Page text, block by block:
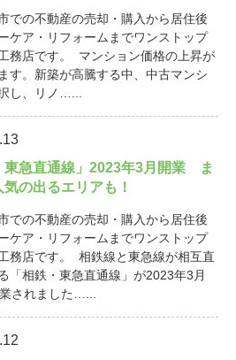
での不動産の売却・購入から居住後
ケア・リフォームまでワンストップ
務店です。 マンション価格の上昇が
す。新築が高騰する中、中古マンシ
し、リノ…...
東急直通線」2023年3月開業 ま
の出るエリアも！
での不動産の売却・購入から居住後
ケア・リフォームまでワンストップ
務店です。 相鉄線と東急線が相互直
「相鉄・東急直通線」が2023年3月
されました…...